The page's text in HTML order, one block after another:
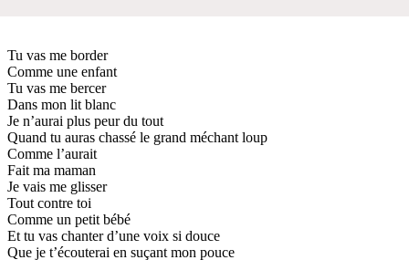
Tu vas me border
Comme une enfant
Tu vas me bercer
Dans mon lit blanc
Je n’aurai plus peur du tout
Quand tu auras chassé le grand méchant loup
Comme l’aurait
Fait ma maman
Je vais me glisser
Tout contre toi
Comme un petit bébé
Et tu vas chanter d’une voix si douce
Que je t’écouterai en suçant mon pouce